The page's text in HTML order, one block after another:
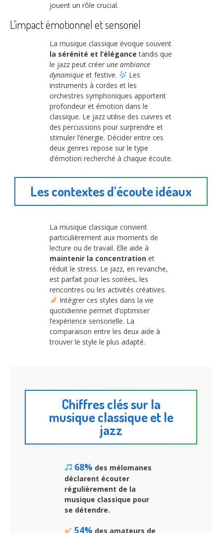
jouent un rôle crucial.
L’impact émotionnel et sensoriel
La musique classique évoque souvent
la sérénité et l’élégance tandis que
le jazz peut créer une ambiance
dynamique et festive.
Les
instruments à cordes et les
orchestres symphoniques apportent
profondeur et émotion dans le
classique. Le jazz utilise des cuivres et
des percussions pour surprendre et
stimuler l’énergie. Décider entre ces
deux genres repose sur le type
d’émotion recherché à chaque écoute.
Les contextes d’écoute idéaux
La musique classique convient
particulièrement aux moments de
lecture ou de travail. Elle aide à
maintenir la concentration et
réduit le stress. Le jazz, en revanche,
est parfait pour les soirées, les
rencontres ou les activités créatives.
Intégrer ces styles dans la vie
quotidienne permet d’optimiser
l’expérience sensorielle. La
comparaison entre les deux aide à
trouver le style le plus adapté.
Chiffres clés sur la
musique classique et le
jazz
68% des mélomanes
déclarent écouter
régulièrement de la
musique classique pour
se détendre.
54% des amateurs de